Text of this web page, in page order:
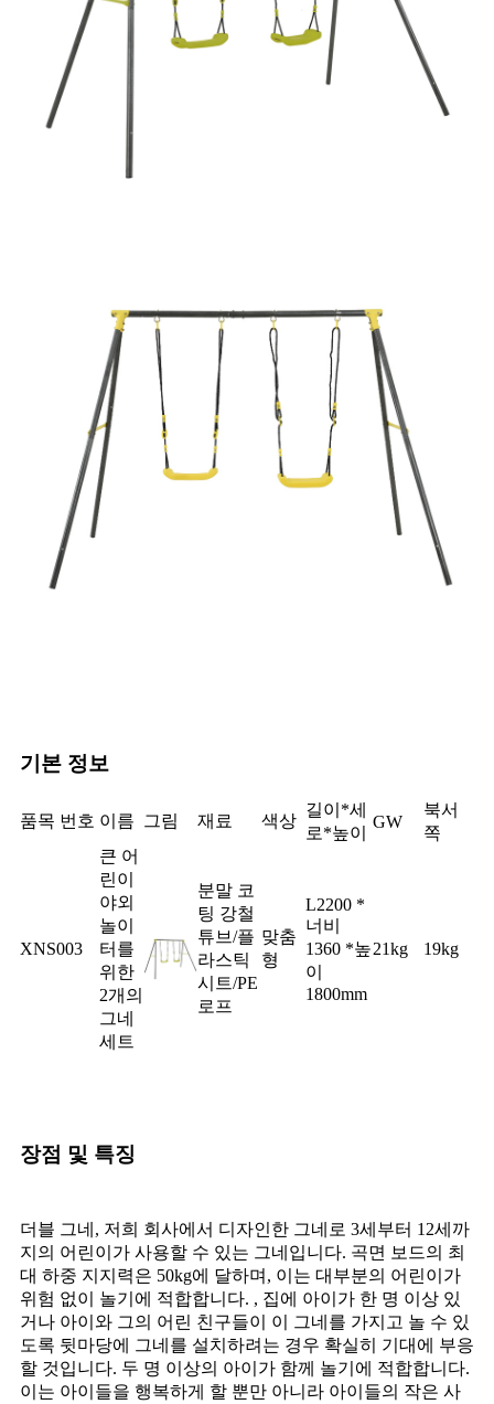
기본 정보
품목 번호 이름 그림 재료 색상
길이*세
로*높이
GW
북서
쪽
XNS003
큰 어
린이
야외
놀이
터를
위한
2개의
그네
세트
분말 코
팅 강철
튜브/플
라스틱
시트/PE
로프
맞춤
형
L2200 *
너비
1360 *높
이
1800mm
21kg 19kg
장점 및 특징
더블 그네, 저희 회사에서 디자인한 그네로 3세부터 12세까
지의 어린이가 사용할 수 있는 그네입니다. 곡면 보드의 최
대 하중 지지력은 50kg에 달하며, 이는 대부분의 어린이가
위험 없이 놀기에 적합합니다. , 집에 아이가 한 명 이상 있
거나 아이와 그의 어린 친구들이 이 그네를 가지고 놀 수 있
도록 뒷마당에 그네를 설치하려는 경우 확실히 기대에 부응
할 것입니다. 두 명 이상의 아이가 함께 놀기에 적합합니다.
이는 아이들을 행복하게 할 뿐만 아니라 아이들의 작은 사